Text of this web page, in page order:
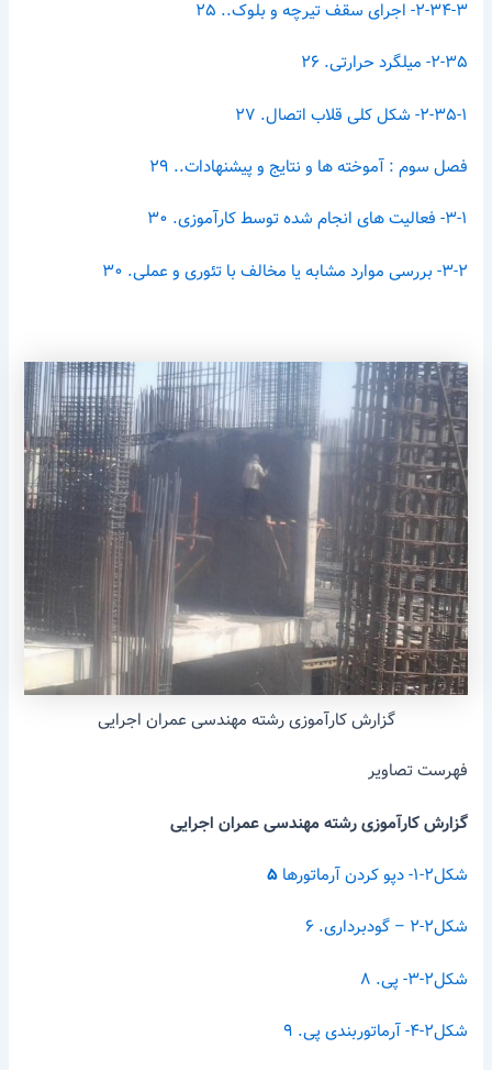
۲-۳۴-۳- اجرای سقف تیرچه و بلوک.. ۲۵
۲-۳۵- میلگرد حرارتی. ۲۶
۲-۳۵-۱- شکل کلی قلاب اتصال. ۲۷
فصل سوم : آموخته ها و نتایج و پیشنهادات.. ۲۹
۳-۱- فعالیت های انجام شده توسط کارآموزی. ۳۰
۳-۲- بررسی موارد مشابه یا مخالف با تئوری و عملی. ۳۰
گزارش کارآموزی رشته مهندسی عمران اجرایی
فهرست تصاویر
گزارش کارآموزیرشته مهندسی عمران اجرایی
شکل۲-۱- دپو کردن آرماتورها ۵
شکل۲-۲ – گودبرداری. ۶
شکل۲-۳- پی. ۸
شکل۲-۴- آرماتوربندی پی. ۹